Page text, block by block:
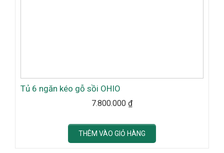
Tủ 6 ngăn kéo gỗ sồi OHIO
7.800.000 ₫
THÊM VÀO GIỎ HÀNG